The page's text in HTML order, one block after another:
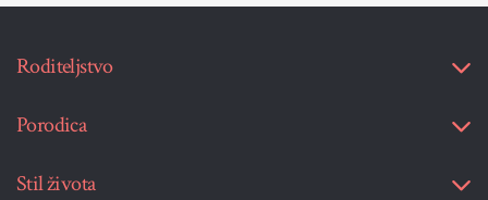
Roditeljstvo
Porodica
Stil života